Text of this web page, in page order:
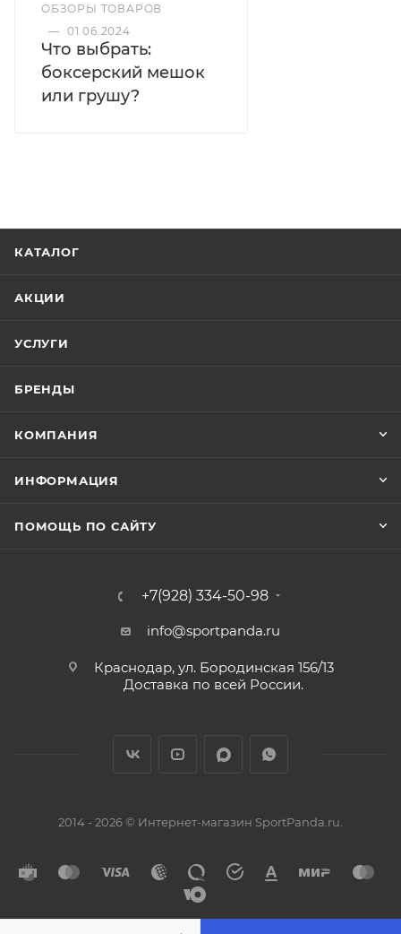
ОБЗОРЫ ТОВАРОВ
— 01.06.2024
Что выбрать:
боксерский мешок
или грушу?
КАТАЛОГ
АКЦИИ
УСЛУГИ
БРЕНДЫ
КОМПАНИЯ
ИНФОРМАЦИЯ
ПОМОЩЬ ПО САЙТУ
+7(928) 334-50-98
info@sportpanda.ru
Краснодар, ул. Бородинская 156/13
Доставка по всей России.
2014 - 2026 © Интернет-магазин SportPanda.ru.